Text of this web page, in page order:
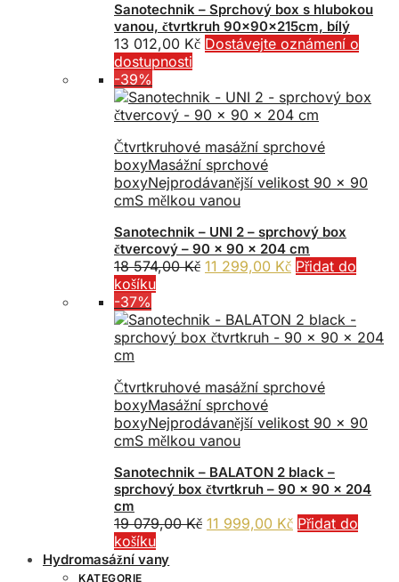
Sanotechnik – Sprchový box s hlubokou
vanou, čtvrtkruh 90x90x215cm, bílý
13 012,00 Kč Dostávejte oznámení o
dostupnosti
-39%
Čtvrtkruhové masážní sprchové
boxyMasážní sprchové
boxyNejprodávanější velikost 90 x 90
cmS mělkou vanou
Sanotechnik – UNI 2 – sprchový box
čtvercový – 90 x 90 x 204 cm
18 574,00Kč Původní
18
574,00 Kč.
11 299,00 KčAktuální
11
299,00 Kč.
Přidat do
košíku
-37%
Čtvrtkruhové masážní sprchové
boxyMasážní sprchové
boxyNejprodávanější velikost 90 x 90
cmS mělkou vanou
Sanotechnik – BALATON 2 black –
sprchový box čtvrtkruh – 90 x 90 x 204
cm
19 079,00Kč Původní
11 999,00 KčAktuální
Přidat do
košíku
Hydromasážní vany
KATEGORIE